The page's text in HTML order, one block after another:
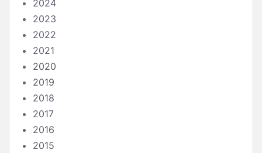
2024
2023
2022
2021
2020
2019
2018
2017
2016
2015